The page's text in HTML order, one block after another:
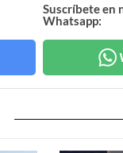
Suscríbete en
Whatsapp: